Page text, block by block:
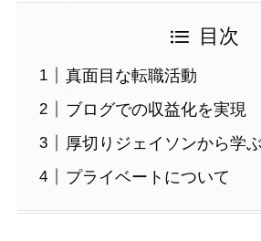
目次
真面目な転職活動
ブログでの収益化を実現
厚切りジェイソンから学
プライベートについて